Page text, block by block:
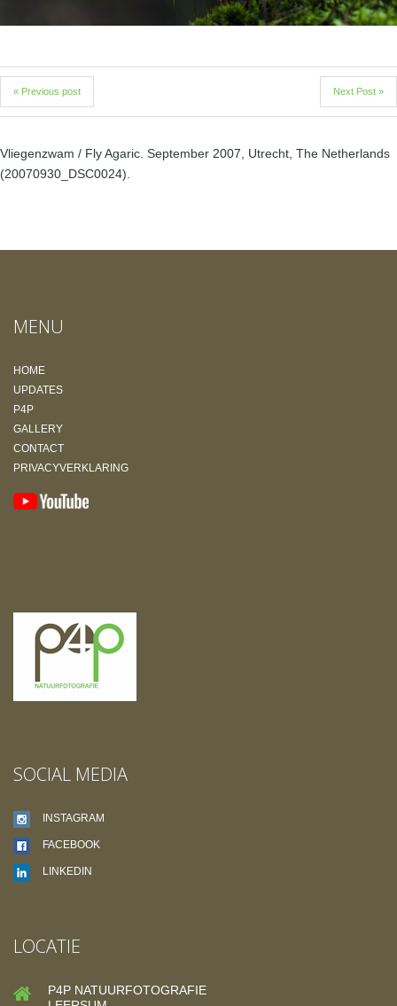
« Previous post Next Post »
Vliegenzwam / Fly Agaric. September 2007, Utrecht, The Netherlands
(20070930_DSC0024).
MENU
HOME
UPDATES
P4P
GALLERY
CONTACT
PRIVACYVERKLARING
SOCIAL MEDIA
INSTAGRAM
FACEBOOK
LINKEDIN
LOCATIE
P4P NATUURFOTOGRAFIE